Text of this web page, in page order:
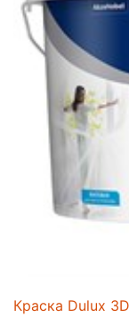
Краска Dulux